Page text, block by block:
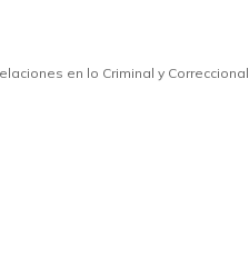
en lo Criminal y Correccional